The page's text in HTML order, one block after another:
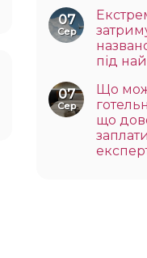
07
Сер
під
07
Сер
Що
що